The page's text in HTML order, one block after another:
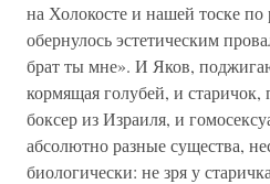
на Холокосте и нашей тоске
обернулось эстетическим
брат ты мне». И Яков,
кормящая голубей, и
боксер из Израиля, и
абсолютно разные существа,
биологически: не зря у